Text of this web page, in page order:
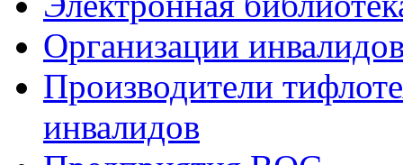
Организации
Производители
инвалидов